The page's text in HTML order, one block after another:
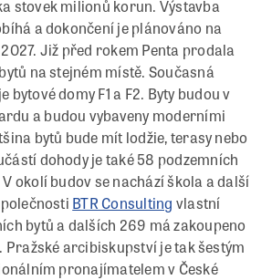
stovek milionů korun. Výstavba
a dokončení je plánováno na
Již před rokem Penta prodala
na stejném místě. Současná
domy F1 a F2. Byty budou v
a budou vybaveny moderními
bytů bude mít lodžie, terasy nebo
dohody je také 58 podzemních
okolí budov se nachází škola a další
BTR Consulting vlastní
bytů a dalších 269 má zakoupeno
Pražské arcibiskupství je tak šestým
pronajímatelem v České